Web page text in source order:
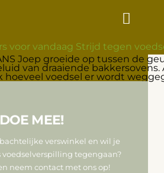
DOE MEE!
verswinkel en wil je
voedselverspilling tegengaan?
neem contact met ons op!